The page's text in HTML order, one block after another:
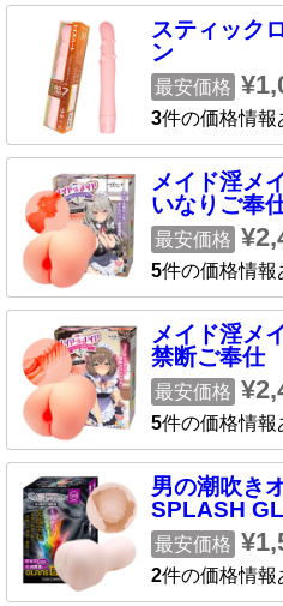
スティック
ン
最安価格
3件の価格情報
メイド淫メ
いなりご奉
最安価格
5件の価格情報
メイド淫メ
禁断ご奉仕
最安価格
5件の価格情報
男の潮吹き
SPLASH
最安価格
2件の価格情報